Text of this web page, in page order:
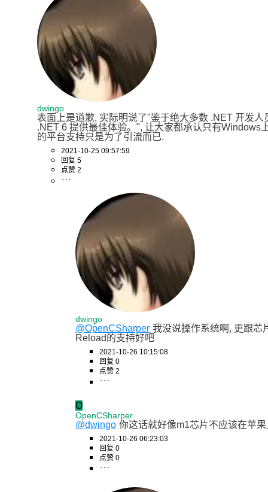
dwingo
表面上是道歉, 实际明说了"鉴于绝大多数 .NET 开发
.NET 6 提供最佳体验。", 让大家都承认只有Windows
的平台支持只是为了引流而已.
2021-10-25 09:57:59
回复 5
点赞 2
dwingo
@OpenCSharper 我没说操作系统啊, 更跟芯
Reload的支持好吧
2021-10-26 10:15:08
回复 0
点赞 2
O
OpenCSharper
@dwingo 你这话就好像m1芯片不应该在苹
2021-10-26 06:23:03
回复 0
点赞 0